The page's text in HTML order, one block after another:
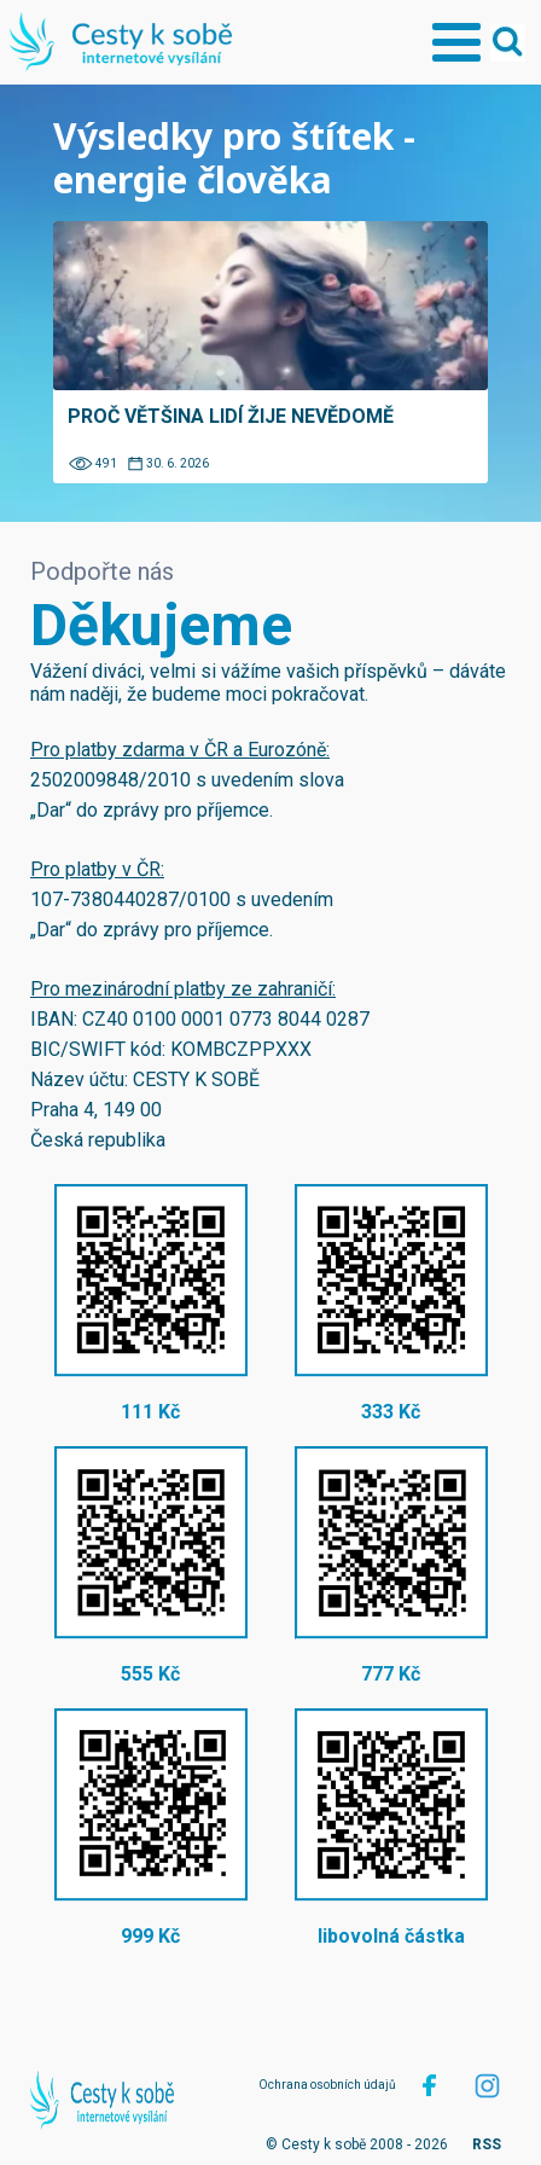
Výsledky pro štítek -
energie člověka
PROČ VĚTŠINA LIDÍ ŽIJE NEVĚDOMĚ
491 30. 6. 2026
Podpořte nás
Děkujeme
Vážení diváci, velmi si vážíme vašich příspěvků – dáváte
nám naději, že budeme moci pokračovat.
Pro platby zdarma v ČR a Eurozóně:
2502009848/2010 s uvedením slova
„Dar“ do zprávy pro příjemce.
Pro platby v ČR:
107-7380440287/0100 s uvedením
„Dar“ do zprávy pro příjemce.
Pro mezinárodní platby ze zahraničí:
IBAN: CZ40 0100 0001 0773 8044 0287
BIC/SWIFT kód: KOMBCZPPXXX
Název účtu: CESTY K SOBĚ
Praha 4, 149 00
Česká republika
111 Kč 333 Kč
555 Kč 777 Kč
999 Kč libovolná částka
Ochrana osobních údajů
© Cesty k sobě 2008 - 2026 RSS